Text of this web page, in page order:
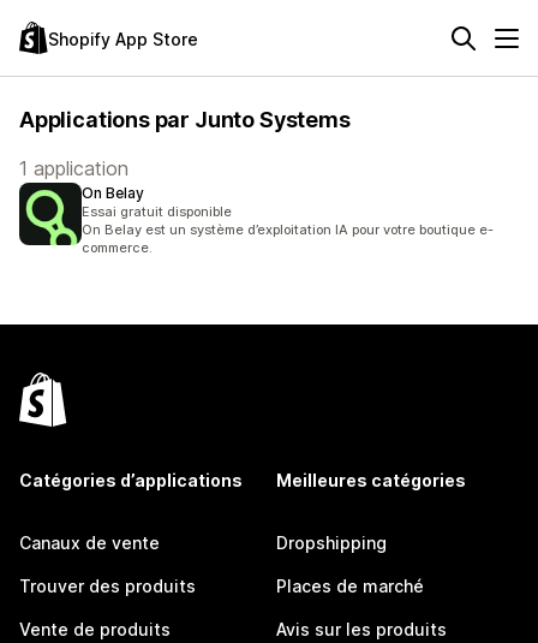
Shopify App Store
Applications par Junto Systems
1 application
On Belay
Essai gratuit disponible
On Belay est un système d’exploitation IA pour votre boutique e-
commerce.
Catégories d’applications
Canaux de vente
Trouver des produits
Vente de produits
Meilleures catégories
Dropshipping
Places de marché
Avis sur les produits